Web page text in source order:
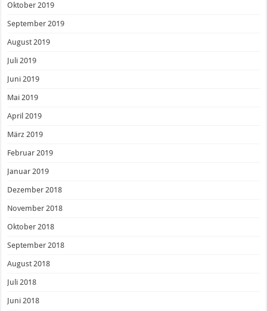
Oktober 2019
September 2019
August 2019
Juli 2019
Juni 2019
Mai 2019
April 2019
März 2019
Februar 2019
Januar 2019
Dezember 2018
November 2018
Oktober 2018
September 2018
August 2018
Juli 2018
Juni 2018